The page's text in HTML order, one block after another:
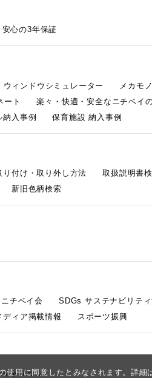
使用に同意したとみなされます。詳細
安心の3年保証
ウィンドウシミュレーター
メカモ
ート 楽々・快適・安全なニチベイ
納入事例 保育施設 納入事例
り付け・取り外し方法 取扱説明書
新旧色柄検索
ニチベイ会 SDGs サステナビリテ
ディア掲載情報 スポーツ振興
イトマップ